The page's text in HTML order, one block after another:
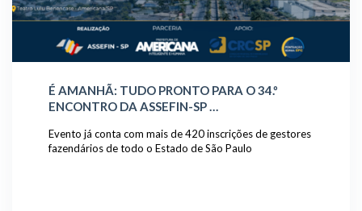
É AMANHÃ: TUDO PRONTO PARA O 34.º
ENCONTRO DA ASSEFIN-SP …
Evento já conta com mais de 420 inscrições de gestores
fazendários de todo o Estado de São Paulo